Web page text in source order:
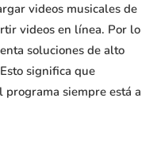
videos musicales de
videos en línea. Por lo
soluciones de alto
significa que
siempre está a